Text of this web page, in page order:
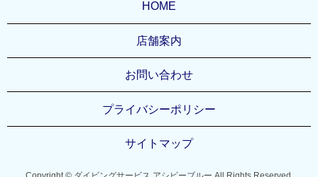
HOME
店舗案内
お問い合わせ
プライバシーポリシー
サイトマップ